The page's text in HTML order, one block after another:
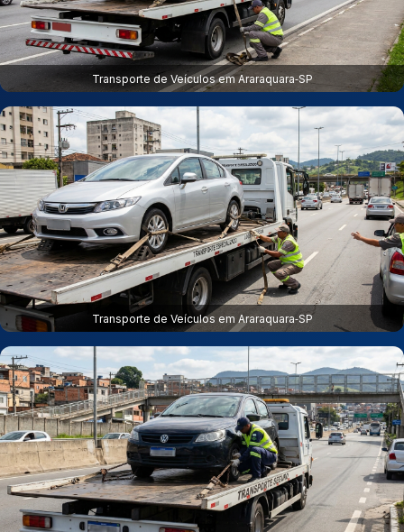
Transporte de Veículos em Araraquara‑SP
Transporte de Veículos em Araraquara‑SP